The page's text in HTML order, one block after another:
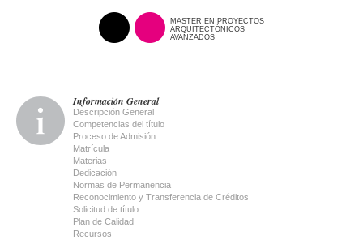
MASTER EN PROYECTOS
ARQUITECTÓNICOS
AVANZADOS
Información General
Descripción General
Competencias del título
Proceso de Admisión
Matrícula
Materias
Dedicación
Normas de Permanencia
Reconocimiento y Transferencia de Créditos
Solicitud de título
Plan de Calidad
Recursos